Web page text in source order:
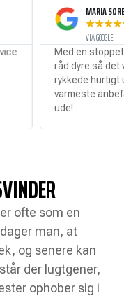
MARIA SØRENSEN
★★★ ★★
VIA GOOGLE
Med en stoppet kloak
råd dyre så det var
rykkede hurtigt ud og
varmeste anbefaling
ofte som en
man, at
og senere kan
der lugtgener,
ophober sig i